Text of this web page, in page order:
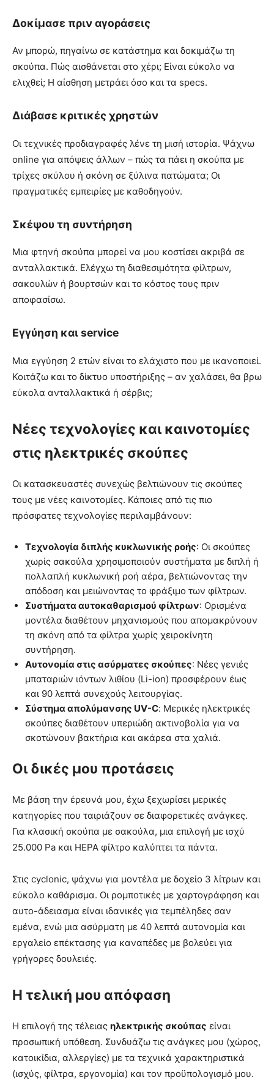
Δοκίμασε πριν αγοράσεις
Αν μπορώ, πηγαίνω σε κατάστημα και δοκιμάζω τη
σκούπα. Πώς αισθάνεται στο χέρι; Είναι εύκολο να
ελιχθεί; Η αίσθηση μετράει όσο και τα specs.
Διάβασε κριτικές χρηστών
Οι τεχνικές προδιαγραφές λένε τη μισή ιστορία. Ψάχνω
online για απόψεις άλλων – πώς τα πάει η σκούπα με
τρίχες σκύλου ή σκόνη σε ξύλινα πατώματα; Οι
πραγματικές εμπειρίες με καθοδηγούν.
Σκέψου τη συντήρηση
Μια φτηνή σκούπα μπορεί να μου κοστίσει ακριβά σε
ανταλλακτικά. Ελέγχω τη διαθεσιμότητα φίλτρων,
σακουλών ή βουρτσών και το κόστος τους πριν
αποφασίσω.
Εγγύηση και service
Μια εγγύηση 2 ετών είναι το ελάχιστο που με ικανοποιεί.
Κοιτάζω και το δίκτυο υποστήριξης – αν χαλάσει, θα βρω
εύκολα ανταλλακτικά ή σέρβις;
Νέες τεχνολογίες και καινοτομίες
στις ηλεκτρικές σκούπες
Οι κατασκευαστές συνεχώς βελτιώνουν τις σκούπες
τους με νέες καινοτομίες. Κάποιες από τις πιο
πρόσφατες τεχνολογίες περιλαμβάνουν:
Τεχνολογία διπλής κυκλωνικής ροής: Οι σκούπες
χωρίς σακούλα χρησιμοποιούν συστήματα με διπλή ή
πολλαπλή κυκλωνική ροή αέρα, βελτιώνοντας την
απόδοση και μειώνοντας το φράξιμο των φίλτρων.
Συστήματα αυτοκαθαρισμού φίλτρων: Ορισμένα
μοντέλα διαθέτουν μηχανισμούς που απομακρύνουν
τη σκόνη από τα φίλτρα χωρίς χειροκίνητη
συντήρηση.
Αυτονομία στις ασύρματες σκούπες: Νέες γενιές
μπαταριών ιόντων λιθίου (Li-ion) προσφέρουν έως
και 90 λεπτά συνεχούς λειτουργίας.
Σύστημα απολύμανσης UV-C: Μερικές ηλεκτρικές
σκούπες διαθέτουν υπεριώδη ακτινοβολία για να
σκοτώνουν βακτήρια και ακάρεα στα χαλιά.
Οι δικές μου προτάσεις
Με βάση την έρευνά μου, έχω ξεχωρίσει μερικές
κατηγορίες που ταιριάζουν σε διαφορετικές ανάγκες.
Για κλασική σκούπα με σακούλα, μια επιλογή με ισχύ
25.000 Pa και HEPA φίλτρο καλύπτει τα πάντα.
Στις cyclonic, ψάχνω για μοντέλα με δοχείο 3 λίτρων και
εύκολο καθάρισμα. Οι ρομποτικές με χαρτογράφηση και
αυτο-άδειασμα είναι ιδανικές για τεμπέληδες σαν
εμένα, ενώ μια ασύρματη με 40 λεπτά αυτονομία και
εργαλείο επέκτασης για καναπέδες με βολεύει για
γρήγορες δουλειές.
Η τελική μου απόφαση
Η επιλογή της τέλειας ηλεκτρικής σκούπας είναι
προσωπική υπόθεση. Συνδυάζω τις ανάγκες μου (χώρος,
κατοικίδια, αλλεργίες) με τα τεχνικά χαρακτηριστικά
(ισχύς, φίλτρα, εργονομία) και τον προϋπολογισμό μου.